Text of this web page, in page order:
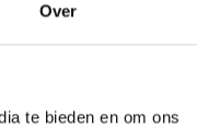
Over
te bieden en om ons